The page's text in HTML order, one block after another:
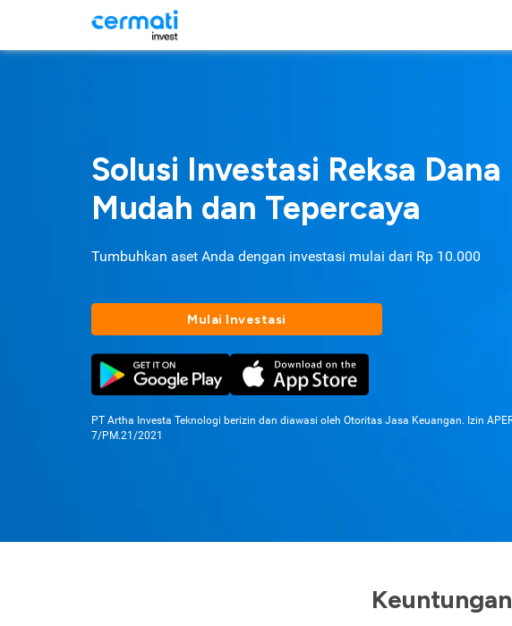
Solusi Investasi Reksa Dana
Mudah dan Tepercaya
Tumbuhkan aset Anda dengan investasi mulai dari Rp 10.000
Mulai Investasi
PT Artha Investa Teknologi berizin dan diawasi oleh Otoritas Jasa Keuangan. Izin
7/PM.21/2021